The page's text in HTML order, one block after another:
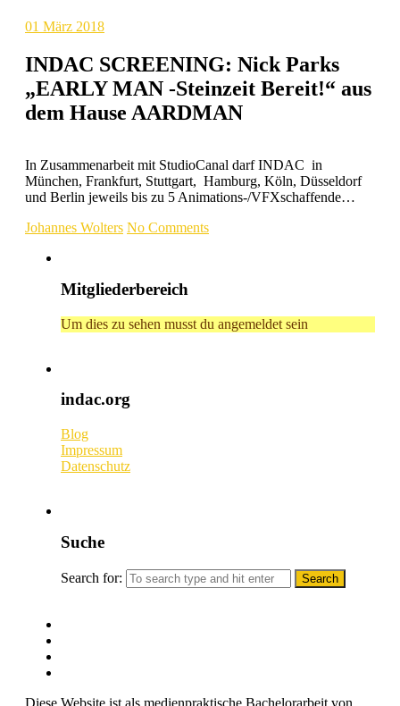
01 März 2018
INDAC SCREENING: Nick Parks
„EARLY MAN -Steinzeit Bereit!“ aus
dem Hause AARDMAN
In Zusammenarbeit mit StudioCanal darf INDAC in
München, Frankfurt, Stuttgart, Hamburg, Köln, Düsseldorf
und Berlin jeweils bis zu 5 Animations-/VFXschaffende…
Johannes Wolters No Comments
Mitgliederbereich
Um dies zu sehen musst du angemeldet sein
indac.org
Blog
Impressum
Datenschutz
Suche
Search for:
Diese Website ist als medienpraktische Bachelorarbeit von